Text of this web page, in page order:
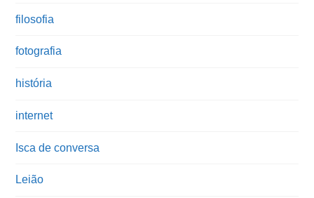
filosofia
fotografia
história
internet
Isca de conversa
Leião